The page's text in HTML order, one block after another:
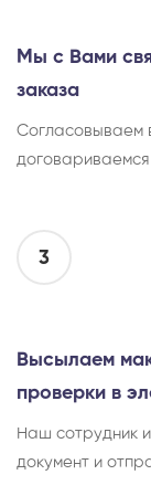
Мы с Вами
заказа
Согласовываем
договариваемся
3
Высылаем
проверки в
Наш сотрудник
документ и